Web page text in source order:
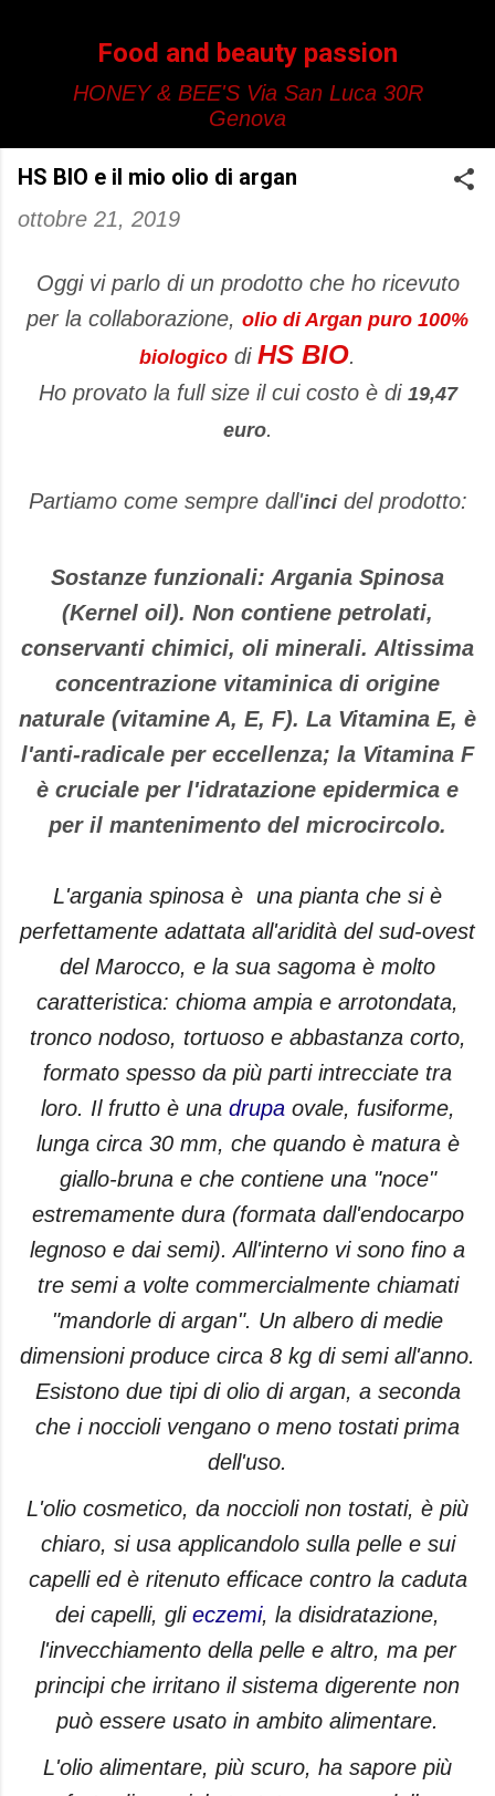
Food and beauty passion
HONEY & BEE'S Via San Luca 30R
Genova
HS BIO e il mio olio di argan
ottobre 21, 2019
Oggi vi parlo di un prodotto che ho ricevuto
per la collaborazione, olio di Argan puro 100%
biologico di HS BIO.
Ho provato la full size il cui costo è di 19,47
euro.
Partiamo come sempre dall'incidel prodotto:
Sostanze funzionali: Argania Spinosa
(Kernel oil). Non contiene petrolati,
conservanti chimici, oli minerali. Altissima
concentrazione vitaminica di origine
naturale (vitamine A, E, F). La Vitamina E, è
l'anti-radicale per eccellenza; la Vitamina F
è cruciale per l'idratazione epidermica e
per il mantenimento del microcircolo.
L'argania spinosa è una pianta che si è
perfettamente adattata all'aridità del sud-ovest
del Marocco, e la sua sagoma è molto
caratteristica: chioma ampia e arrotondata,
tronco nodoso, tortuoso e abbastanza corto,
formato spesso da più parti intrecciate tra
loro. Il frutto è una drupaovale, fusiforme,
lunga circa 30 mm, che quando è matura è
giallo-bruna e che contiene una "noce"
estremamente dura (formata dall'endocarpo
legnoso e dai semi). All'interno vi sono fino a
tre semi a volte commercialmente chiamati
"mandorle di argan". Un albero di medie
dimensioni produce circa 8 kg di semi all'anno.
Esistono due tipi di olio di argan, a seconda
che i noccioli vengano o meno tostati prima
dell'uso.
L'olio cosmetico, da noccioli non tostati, è più
chiaro, si usa applicandolo sulla pelle e sui
capelli ed è ritenuto efficace contro la caduta
dei capelli, gli eczemi, la disidratazione,
l'invecchiamento della pelle e altro, ma per
principi che irritano il sistema digerente non
può essere usato in ambito alimentare.
L'olio alimentare, più scuro, ha sapore più